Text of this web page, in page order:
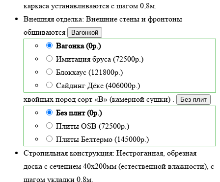
каркаса устанавливаются с шагом 0,8м.
Внешняя отделка: Внешние стены и фронтоны
обшиваются
Вагонкой
Вагонка (0р.)
Имитация бруса (72500р.)
Блокхаус (121800р.)
Сайдинг Дёке (406000р.)
хвойных пород сорт «В» (камерной сушки) . Без плит
Без плит (0р.)
Плиты OSB (72500р.)
Плиты Белтермо (145000р.)
Стропильная конструкция: Нестроганная, обрезная
доска с сечением 40х200мм (естественной влажности), с
шагом укладки 0,8м.